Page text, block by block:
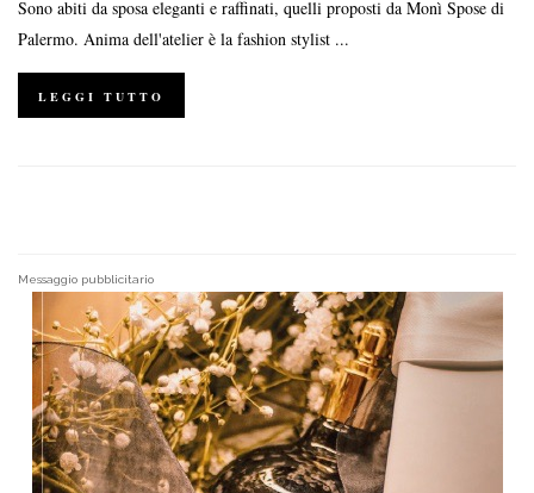
Sono abiti da sposa eleganti e raffinati, quelli proposti da Monì Spose di
Palermo. Anima dell'atelier è la fashion stylist ...
LEGGI TUTTO
Messaggio pubblicitario